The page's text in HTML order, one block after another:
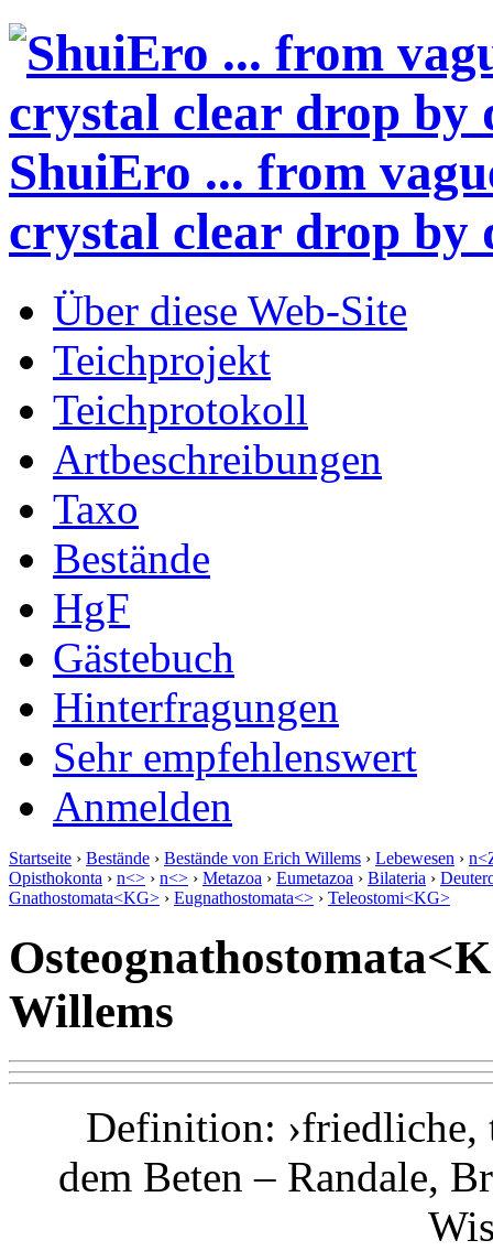
ShuiEro ... from
crystal clear drop by
Über diese Web-Site
Teichprojekt
Teichprotokoll
Artbeschreibungen
Taxo
Bestände
HgF
Gästebuch
Hinterfragungen
Sehr empfehlenswert
Anmelden
Startseite › Bestände › Bestände von Erich Willems › Lebewesen ›
Opisthokonta › n<> › n<> › Metazoa › Eumetazoa › Bilateria ›
Gnathostomata<KG> › Eugnathostomata<> › Teleostomi<KG>
Willems
Definition: ›friedliche,
dem Beten – Randale,